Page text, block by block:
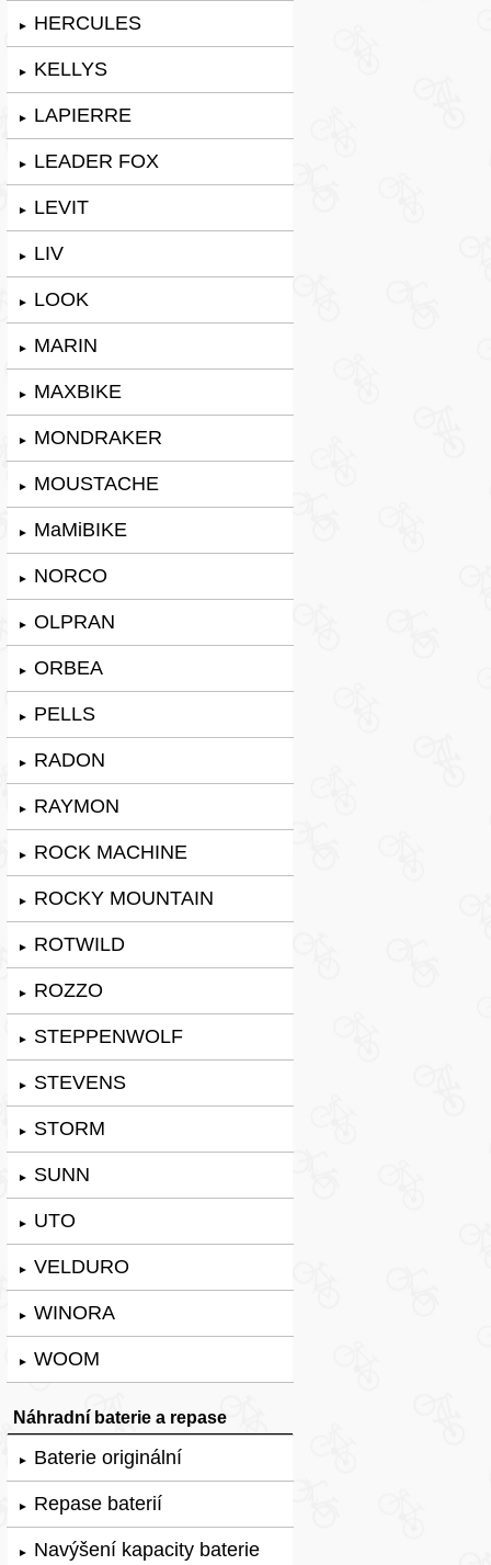
► HERCULES
► KELLYS
► LAPIERRE
► LEADER FOX
► LEVIT
► LIV
► LOOK
► MARIN
► MAXBIKE
► MONDRAKER
► MOUSTACHE
► MaMiBIKE
► NORCO
► OLPRAN
► ORBEA
► PELLS
► RADON
► RAYMON
► ROCK MACHINE
► ROCKY MOUNTAIN
► ROTWILD
► ROZZO
► STEPPENWOLF
► STEVENS
► STORM
► SUNN
► UTO
► VELDURO
► WINORA
► WOOM
Náhradní baterie a repase
► Baterie originální
► Repase baterií
► Navýšení kapacity baterie